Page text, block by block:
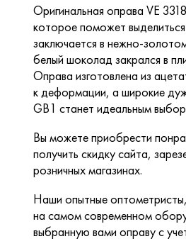
Оригинальная оправа VE
которое поможет
заключается в нежно-
белый шоколад закрался в
Оправа изготовлена из
к деформации, а широкие
GB1 станет идеальным
Вы можете приобрести
получить скидку сайта,
розничных магазинах.
Наши опытные
на самом современном
выбранную вами оправу с